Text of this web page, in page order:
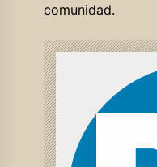
comunidad.